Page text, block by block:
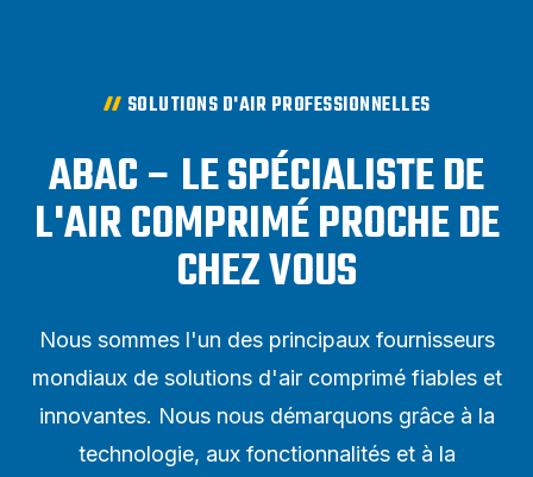
SOLUTIONS D'AIR PROFESSIONNELLES
ABAC – LE SPÉCIALISTE DE
L'AIR COMPRIMÉ PROCHE DE
CHEZ VOUS
Nous sommes l'un des principaux fournisseurs
mondiaux de solutions d'air comprimé fiables et
innovantes. Nous nous démarquons grâce à la
technologie, aux fonctionnalités et à la